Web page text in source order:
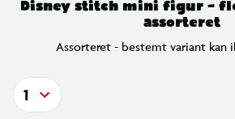
Disney stitch mini figur –
assorteret
Assorteret - bestemt variant kan
1